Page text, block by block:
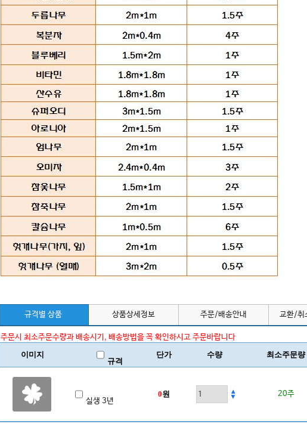
규격별 상품 상품상세정보 주문/배송안내 교환/취
주문시 최소주문수량과 배송시기, 배송방법을 꼭 확인하시고 주문바랍니다
이미지
규격
단가 수량 최소주문량
실생 3년
0원 20주